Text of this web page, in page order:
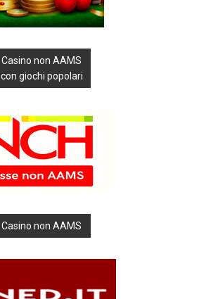
Casino non AAMS
con giochi popolari
Casino non AAMS